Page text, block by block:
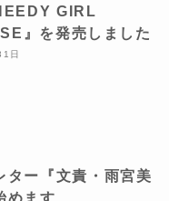
GIRL
』を発売しました
日
ター『文責・雨宮美
めます